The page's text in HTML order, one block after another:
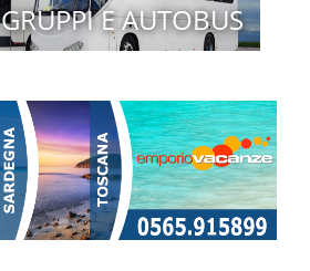
GRUPPI E AUTOBUS